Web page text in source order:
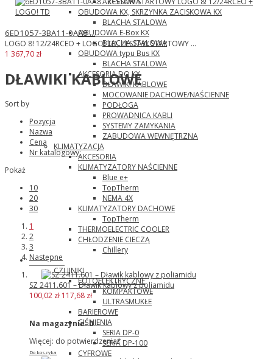
OBUDOWA KX, SKRZYNKA ZACISKOWA KX
BLACHA STALOWA
OBUDOWA E-Box KX
BLACHA STALOWA
OBUDOWA typu Bus KX
BLACHA STALOWA
AKCESORIA DO KX
DŁAWIKI KABLOWE
MOCOWANIE DACHOWE/NAŚCIENNE
PODŁOGA
PROWADNICA KABLI
SYSTEMY ZAMYKANIA
ZABUDOWA WEWNĘTRZNA
KLIMATYZACJA
AKCESORIA
KLIMATYZATORY NAŚCIENNE
Blue e+
TopTherm
NEMA 4X
KLIMATYZATORY DACHOWE
TopTherm
THERMOELECTRIC COOLER
CHŁODZENIE CIECZĄ
Chillery
Panasonic
CZUJNIKI
FOTOELEKTRYCZNE
KOMPAKTOWE
ULTRASMUKŁE
BARIEROWE
CIŚNIENIA
SERIA DP-0
SERIA DP-100
CYFROWE
6ED1057-3BA11-0AA8 ...
LOGO 8! 12/24RCEO + LOGO! TD, ZESTAW STARTOWY ...
1 367,70 zł
DŁAWIKI KABLOWE
Sort by
Pozycja
Nazwa
Cena
Nr katalogowy:
Pokaż
10
20
30
1
2
3
Następne
SZ 2411.601 – Dławik kablowy z poliamidu
100,02 zł 117,68 zł
Na magazynie:0
Więcej: do potwierdzenia*
Do koszyka